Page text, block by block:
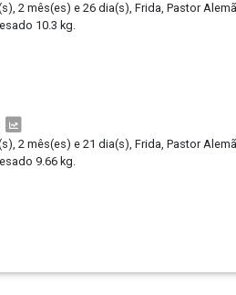
2 mês(es) e 26 dia(s), Frida, Pastor
10.3 kg.
2 mês(es) e 21 dia(s), Frida, Pastor
9.66 kg.